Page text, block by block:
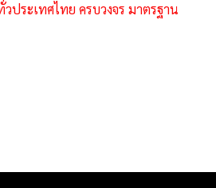
ประเทศไทย ครบวงจร มาตรฐาน